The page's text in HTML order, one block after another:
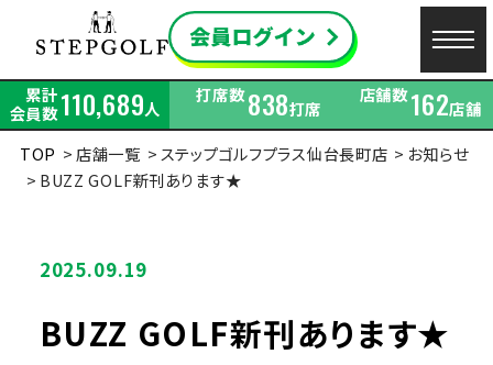
累計
会員数110,689人
打席数838打席
店舗数162店舗
TOP
店舗一覧 ステップゴルフプラス仙台長町店
お知らせ
BUZZ GOLF新刊あります★
2025.09.19
BUZZ GOLF新刊あります★